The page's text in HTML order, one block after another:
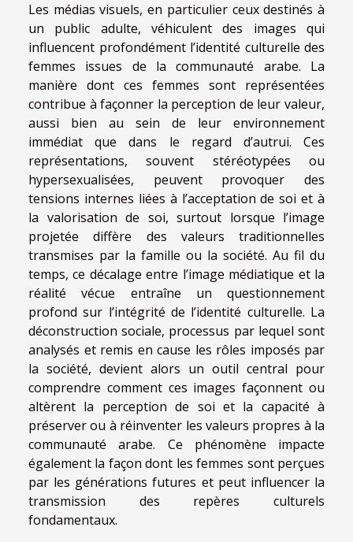
Les médias visuels, en particulier ceux destinés à
un public adulte, véhiculent des images qui
influencent profondément l’identité culturelle des
femmes issues de la communauté arabe. La
manière dont ces femmes sont représentées
contribue à façonner la perception de leur valeur,
aussi bien au sein de leur environnement
immédiat que dans le regard d’autrui. Ces
représentations, souvent stéréotypées ou
hypersexualisées, peuvent provoquer des
tensions internes liées à l’acceptation de soi et à
la valorisation de soi, surtout lorsque l’image
projetée diffère des valeurs traditionnelles
transmises par la famille ou la société. Au fil du
temps, ce décalage entre l’image médiatique et la
réalité vécue entraîne un questionnement
profond sur l’intégrité de l’identité culturelle. La
déconstruction sociale, processus par lequel sont
analysés et remis en cause les rôles imposés par
la société, devient alors un outil central pour
comprendre comment ces images façonnent ou
altèrent la perception de soi et la capacité à
préserver ou à réinventer les valeurs propres à la
communauté arabe. Ce phénomène impacte
également la façon dont les femmes sont perçues
par les générations futures et peut influencer la
transmission des repères culturels
fondamentaux.